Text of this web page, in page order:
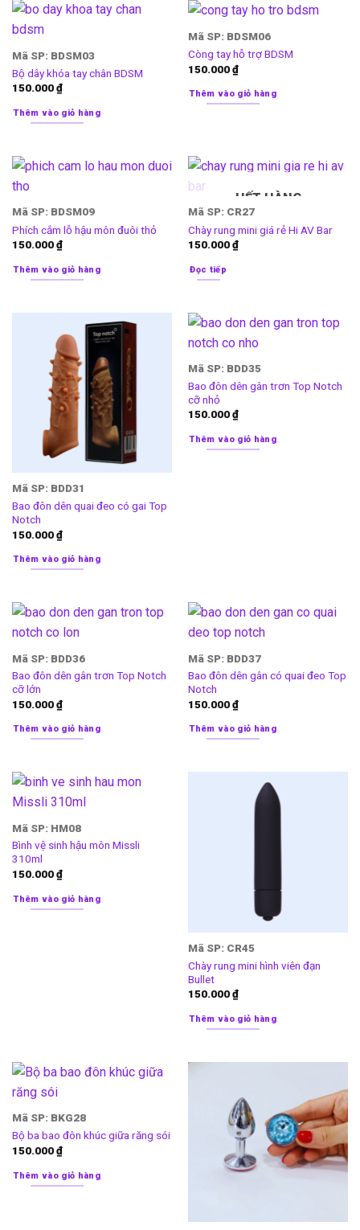
Mã SP: BDSM03
Bộ dây khóa tay chân BDSM
150.000₫
Thêm vào giỏ hàng
Mã SP: BDSM06
Còng tay hỗ trợ BDSM
150.000₫
Thêm vào giỏ hàng
Mã SP: BDSM09
Phích cắm lỗ hậu môn đuôi thỏ
150.000₫
Thêm vào giỏ hàng
HẾT HÀNG
Mã SP: CR27
Chày rung mini giá rẻ Hi AV Bar
150.000₫
Đọc tiếp
Mã SP: BDD31
Bao đôn dên quai đeo có gai Top
Notch
150.000₫
Thêm vào giỏ hàng
Mã SP: BDD35
Bao đôn dên gân trơn Top Notch
cỡ nhỏ
150.000₫
Thêm vào giỏ hàng
Mã SP: BDD36
Bao đôn dên gân trơn Top Notch
cỡ lớn
150.000₫
Thêm vào giỏ hàng
Mã SP: BDD37
Bao đôn dên gân có quai đeo Top
Notch
150.000₫
Thêm vào giỏ hàng
Mã SP: HM08
Bình vệ sinh hậu môn Missli
310ml
150.000₫
Thêm vào giỏ hàng
Mã SP: CR45
Chày rung mini hình viên đạn
Bullet
150.000₫
Thêm vào giỏ hàng
Mã SP: BKG28
Bộ ba bao đôn khúc giữa răng sói
150.000₫
Thêm vào giỏ hàng